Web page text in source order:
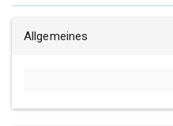
Allgemeines